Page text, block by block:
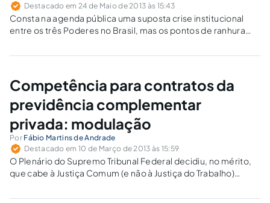
Destacado em 24 de Maio de 2013 às 15:43
Consta na agenda pública uma suposta crise institucional
entre os três Poderes no Brasil, mas os pontos de ranhura
jogo democrático.
Competência para contratos da
previdência complementar
privada: modulação
Por Fábio Martins de Andrade
Destacado em 10 de Março de 2013 às 15:59
O Plenário do Supremo Tribunal Federal decidiu, no mérito,
que cabe à Justiça Comum (e não à Justiça do Trabalho)
previdência complementar privada.